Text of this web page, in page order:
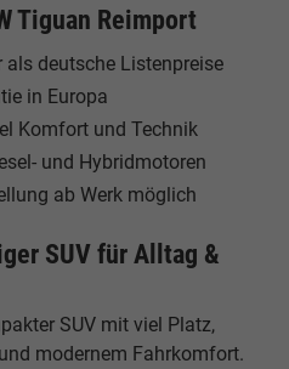
Tiguan Reimport
deutsche Listenpreise
in Europa
Komfort und Technik
und Hybridmotoren
ab Werk möglich
SUV für Alltag &
SUV mit viel Platz,
modernem Fahrkomfort.